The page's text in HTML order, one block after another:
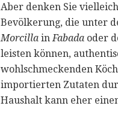
Aber denken Sie
Bevölkerung, die unter
Morcilla in Fabada oder
leisten können,
wohlschmeckenden
importierten Zutaten
Haushalt kann eher